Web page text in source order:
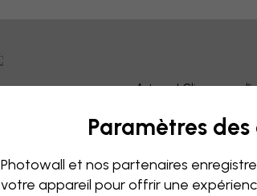
Astuce ! Cliquez sur
Paramètres des
Photowall et nos partenaires
votre appareil pour offrir une